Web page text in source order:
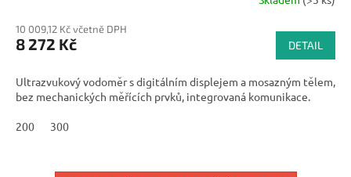
10 009,12 Kč včetně DPH
8 272 Kč DETAIL
Ultrazvukový vodoměr s digitálním displejem a mosazným tělem,
bez mechanických měřících prvků, integrovaná komunikace.
200 300